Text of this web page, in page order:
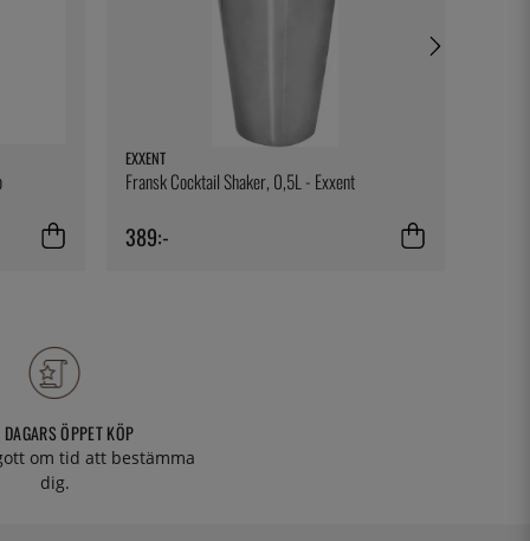
EXXENT
Fransk Cocktail Shaker, 0,5L - Exxent
389:-
ÖPPET KÖP
om tid att bestämma
dig.